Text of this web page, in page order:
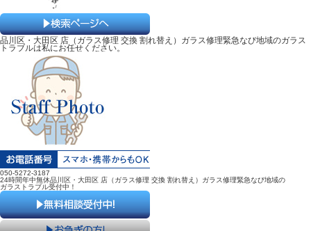
品川区・大田区 店（ガラス修理 交換 割れ替え）ガラス修理緊急なび地域のガラス
トラブルは私にお任せください。
050-5272-3187
24時間年中無休品川区・大田区 店（ガラス修理 交換 割れ替え）ガラス修理緊急なび地域の
ガラストラブル受付中！